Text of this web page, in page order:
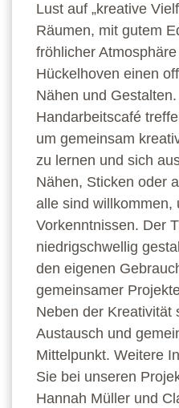
Lust auf „kreative
Räumen, mit gutem
fröhlicher
Hückelhoven einen
Nähen und
Handarbeitscafé
um gemeinsam
zu lernen und sich
Nähen, Sticken oder
alle sind willkommen,
Vorkenntnissen. Der
niedrigschwellig
den eigenen
gemeinsamer
Neben der Kreativität
Austausch und
Mittelpunkt. Weitere
Sie bei unseren
Hannah Müller und